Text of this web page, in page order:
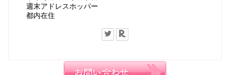
週末アドレスホッパー
都内在住